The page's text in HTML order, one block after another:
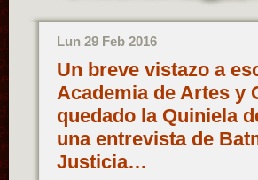
Lun 29 Feb 2016
Un breve vistazo a
Academia de Artes y
quedado la Quiniela
una entrevista de
Justicia…